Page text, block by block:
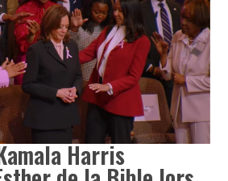
Harris